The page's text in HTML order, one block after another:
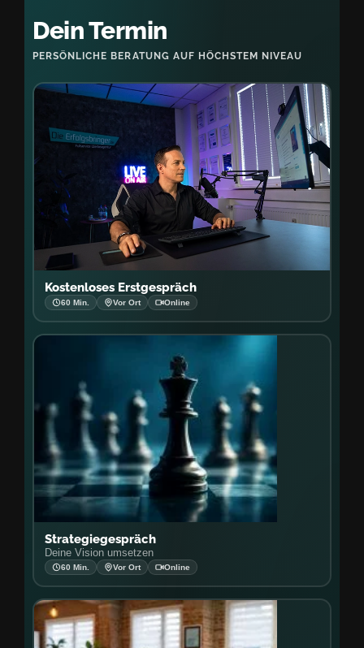
Dein Termin
PERSÖNLICHE BERATUNG AUF HÖCHSTEM NIVEAU
Kostenloses Erstgespräch
60 Min. Vor Ort Online
Strategiegespräch
Deine Vision umsetzen
60 Min. Vor Ort Online